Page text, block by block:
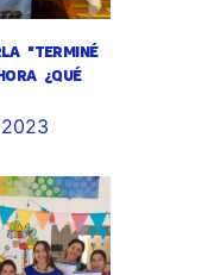
"TERMINÉ
¿QUÉ